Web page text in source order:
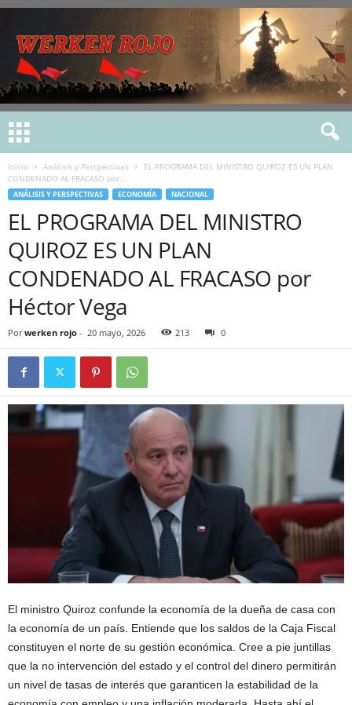
Inicio Análisis y Perspectivas
EL PROGRAMA DEL MINISTRO QUIROZ ES UN PLAN
CONDENADO AL FRACASO por...
ANÁLISIS Y PERSPECTIVAS ECONOMÍA NACIONAL
EL PROGRAMA DEL MINISTRO
QUIROZ ES UN PLAN
CONDENADO AL FRACASO por
Héctor Vega
Por werken rojo - 20 mayo, 2026 213 0
El ministro Quiroz confunde la economía de la dueña de casa con
la economía de un país. Entiende que los saldos de la Caja Fiscal
constituyen el norte de su gestión económica. Cree a pie juntillas
que la no intervención del estado y el control del dinero permitirán
un nivel de tasas de interés que garanticen la estabilidad de la